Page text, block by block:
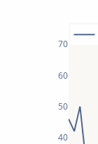
40
50
60
70